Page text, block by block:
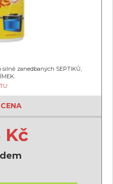
zanedbaných SEPTIKŮ,
Kč